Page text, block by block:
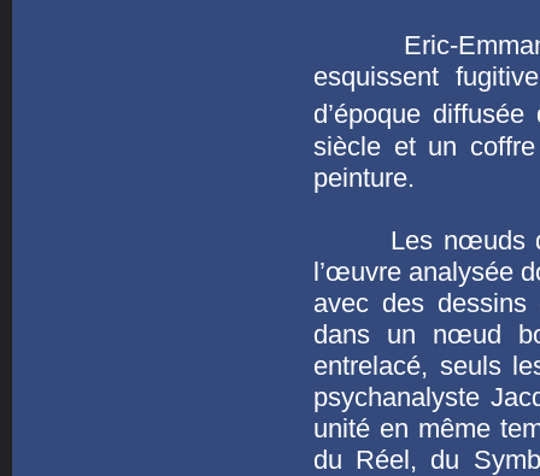
Eric-
esquissent
d’époque
siècle et un
peinture.
Les nœuds
l’œuvre analysée
avec des dessins
dans un nœud
entrelacé, seuls
psychanalyste
unité en même
du Réel, du